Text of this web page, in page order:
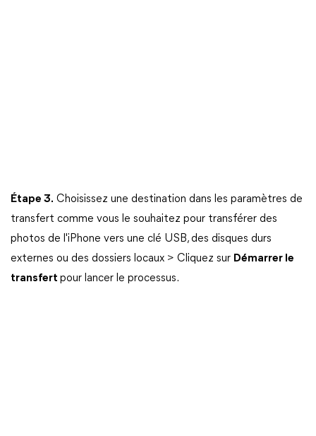
Étape 3. Choisissez une destination dans les paramètres de
transfert comme vous le souhaitez pour transférer des
photos de l'iPhone vers une clé USB, des disques durs
externes ou des dossiers locaux > Cliquez sur Démarrer le
transfert pour lancer le processus.